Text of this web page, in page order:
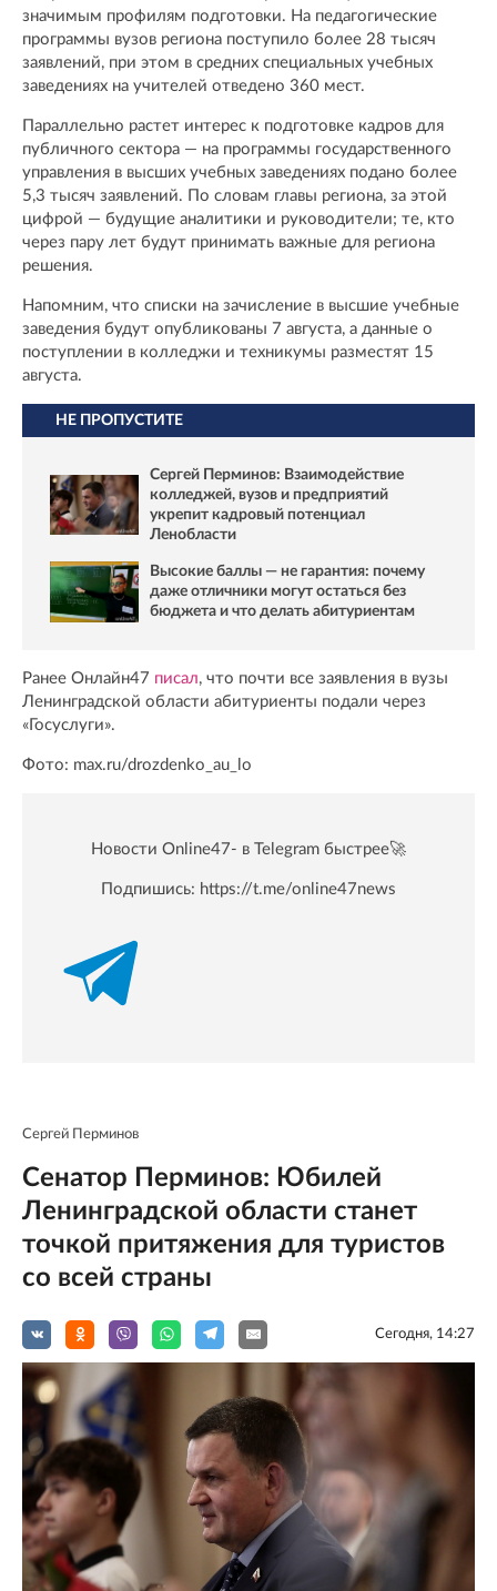
значимым профилям подготовки. На педагогические
программы вузов региона поступило более 28 тысяч
заявлений, при этом в средних специальных учебных
заведениях на учителей отведено 360 мест.
Параллельно растет интерес к подготовке кадров для
публичного сектора — на программы государственного
управления в высших учебных заведениях подано более
5,3 тысяч заявлений. По словам главы региона, за этой
цифрой — будущие аналитики и руководители; те, кто
через пару лет будут принимать важные для региона
решения.
Напомним, что списки на зачисление в высшие учебные
заведения будут опубликованы 7 августа, а данные о
поступлении в колледжи и техникумы разместят 15
августа.
НЕ ПРОПУСТИТЕ
Сергей Перминов: Взаимодействие
колледжей, вузов и предприятий
укрепит кадровый потенциал
Ленобласти
Высокие баллы — не гарантия: почему
даже отличники могут остаться без
бюджета и что делать абитуриентам
Ранее Онлайн47 писал, что почти все заявления в вузы
Ленинградской области абитуриенты подали через
«Госуслуги».
Фото: max.ru/drozdenko_au_lo
Новости Online47- в Telegram быстрее🚀
Подпишись: https://t.me/online47news
Сергей Перминов
Сенатор Перминов: Юбилей
Ленинградской области станет
точкой притяжения для туристов
со всей страны
Сегодня, 14:27